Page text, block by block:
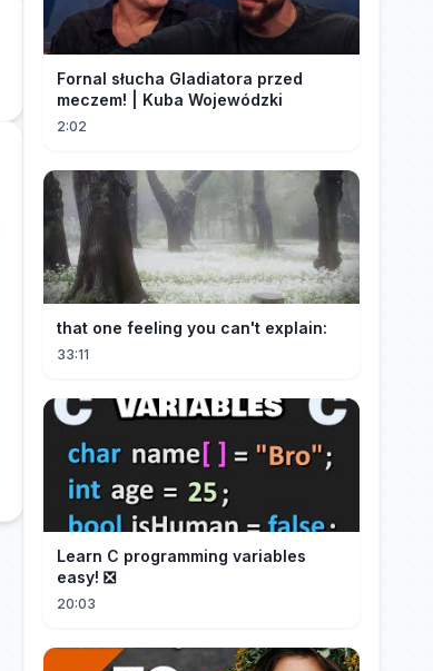
Fornal słucha Gladiatora przed
meczem! | Kuba Wojewódzki
2:02
that one feeling you can't explain:
33:11
Learn C programming variables
easy! ❎
20:03